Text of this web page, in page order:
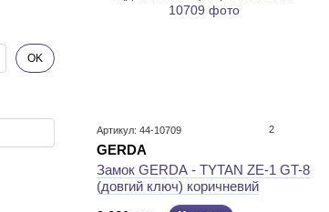
Артикул: 44-10709 2
GERDA
Замок GERDA - TYTAN ZE-1 GT-8
(довгий ключ) коричневий
OK